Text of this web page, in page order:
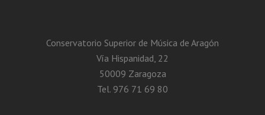
Conservatorio Superior de Música de Aragón
Vía Hispanidad, 22
50009 Zaragoza
Tel. 976 71 69 80